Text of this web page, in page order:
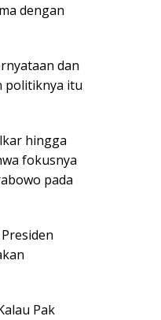
dengan
dan
politiknya itu
hingga
fokusnya
pada
Pak